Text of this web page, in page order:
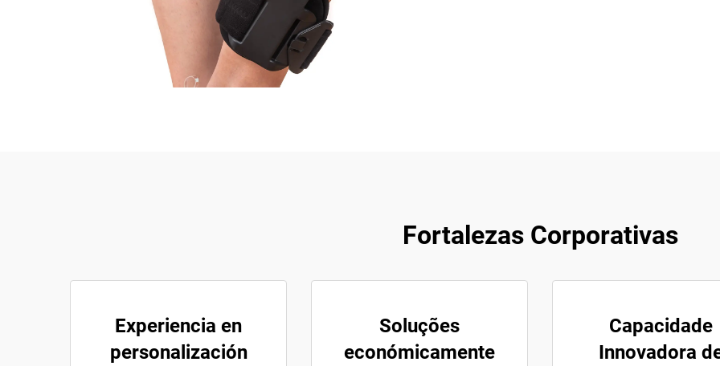
Fortalezas Corporativas
Experiencia en
personalización
Soluções
económicamente
Capacidade
Innovadora